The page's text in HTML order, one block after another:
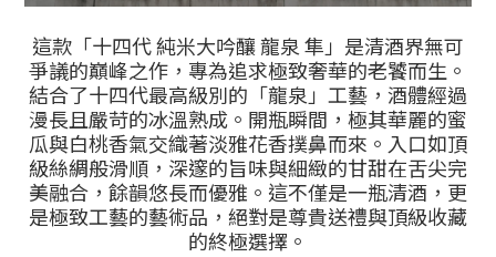
這款「十四代 純米大吟釀 龍泉 隼」是清酒界無可
爭議的巔峰之作，專為追求極致奢華的老饕而生。
結合了十四代最高級別的「龍泉」工藝，酒體經過
漫長且嚴苛的冰溫熟成。開瓶瞬間，極其華麗的蜜
瓜與白桃香氣交織著淡雅花香撲鼻而來。入口如頂
級絲綢般滑順，深邃的旨味與細緻的甘甜在舌尖完
美融合，餘韻悠長而優雅。這不僅是一瓶清酒，更
是極致工藝的藝術品，絕對是尊貴送禮與頂級收藏
的終極選擇。